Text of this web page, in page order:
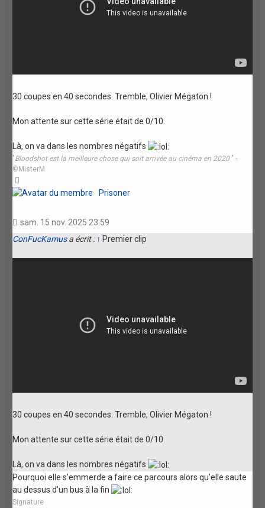
30 coupes en 40 secondes. Tremble, Olivier Mégaton !
Mon attente sur cette série était de 0/10.
Là, on va dans les nombres négatifs
"Bloodshot est la meilleure chose qui soit arrivée au cinéma en 2020 " -
©MisterM
Prisoner
sam. 15 nov. 2025 23:59
ConFucKamusa écrit : ↑ Premier clip
30 coupes en 40 secondes. Tremble, Olivier Mégaton !
Mon attente sur cette série était de 0/10.
Là, on va dans les nombres négatifs
Pourquoi elle s'emmerde a faire ce parcours alors qu'elle saute
au dessus d'un bus à la fin
Signature